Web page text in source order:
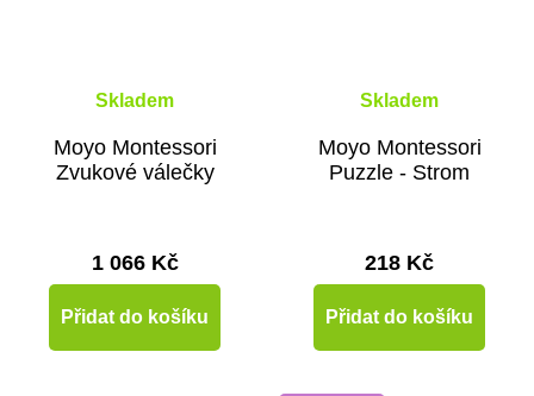
Skladem
Moyo Montessori
Zvukové válečky
1 066 Kč
Přidat do košíku
Skladem
Moyo Montessori
Puzzle - Strom
218 Kč
Přidat do košíku